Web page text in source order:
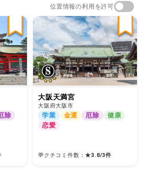
位置情報の利用を許可
除
大阪天満宮
大阪府大阪市
学業 金運 厄除
健康
恋愛
💬クチコミ件数：★3.8/3件